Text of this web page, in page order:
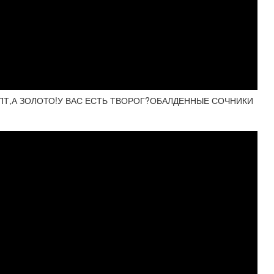
ЗОЛОТО!У ВАС ЕСТЬ ТВОРОГ?ОБАЛДЕННЫЕ СОЧНИКИ